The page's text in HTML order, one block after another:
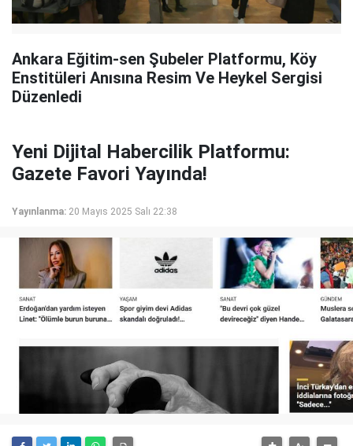
Ankara Eğitim-sen Şubeler Platformu, Köy
Enstitüleri Anısına Resim Ve Heykel Sergisi
Düzenledi
Yeni Dijital Habercilik Platformu:
Gazete Favori Yayında!
Yayınlanma: 20 Mayıs 2025 Salı 22:38